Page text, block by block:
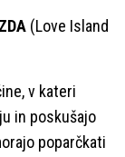
(Love Island
v kateri
in poskušajo
poparčkati